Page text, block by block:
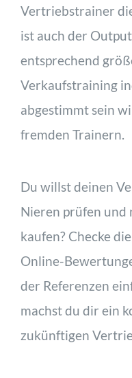
Vertriebstrainer
ist auch der
entsprechend
Verkaufstraining
abgestimmt sein
fremden Trainern.
Du willst deinen
Nieren prüfen und
kaufen? Checke
Online-
der Referenzen
machst du dir ein
zukünftigen